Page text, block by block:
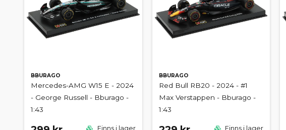
BBURAGO
Mercedes-AMG W15 E - 2024
- George Russell - Bburago -
1:43
Finns i lager
BBURAGO
Red Bull RB20 - 2024 - #1
Max Verstappen - Bburago -
1:43
Finns i lager